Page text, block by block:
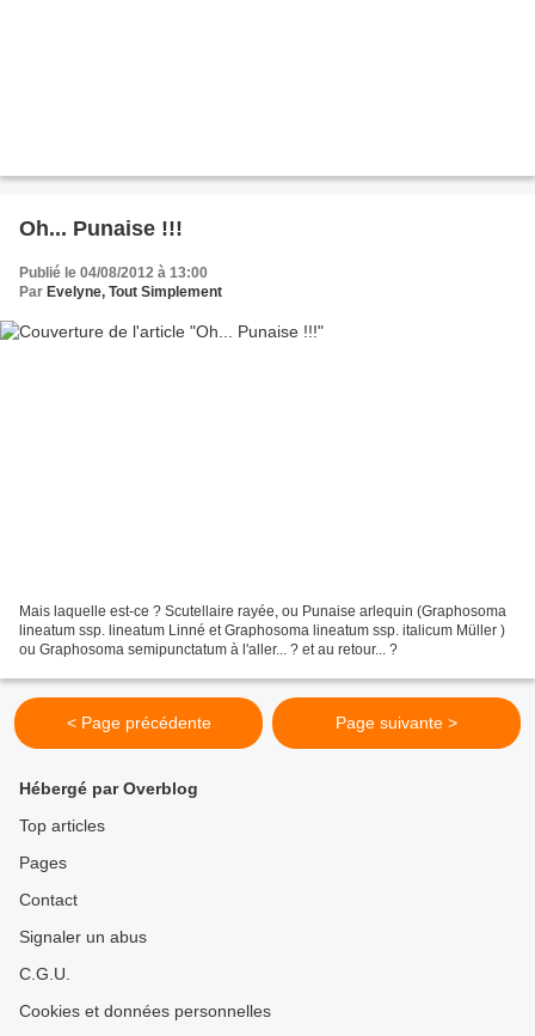
Oh... Punaise !!!
Publié le 04/08/2012 à 13:00
Par Evelyne, Tout Simplement
Mais laquelle est-ce ? Scutellaire rayée, ou Punaise arlequin (Graphosoma
lineatum ssp. lineatum Linné et Graphosoma lineatum ssp. italicum Müller )
ou Graphosoma semipunctatum à l'aller... ? et au retour... ?
< Page précédente Page suivante >
Hébergé par Overblog
Top articles
Pages
Contact
Signaler un abus
C.G.U.
Cookies et données personnelles